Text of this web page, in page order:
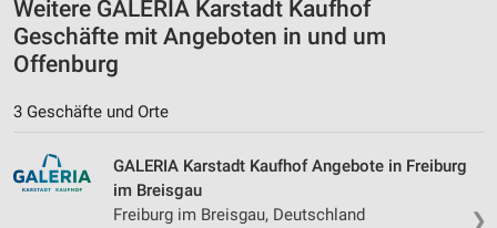
Weitere GALERIA Karstadt Kaufhof
Geschäfte mit Angeboten in und um
Offenburg
3 Geschäfte und Orte
❯
GALERIA Karstadt Kaufhof Angebote in Freiburg
im Breisgau
Freiburg im Breisgau, Deutschland
Messung der Werbeleistung
Messung der Performance von Inhalten
Kombinationen von Daten aus verschiedenen
Entwicklung und Verbesserung der Angebote
Verwendung reduzierter Daten zur Auswahl von